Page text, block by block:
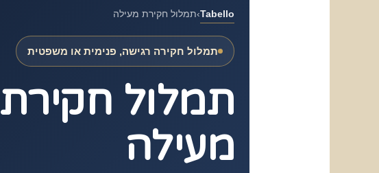
Tabello
›תמלול חקירת מעילה
תמלול חקירה רגישה, פנימית או משפטית
תמלול חקירת
מעילה